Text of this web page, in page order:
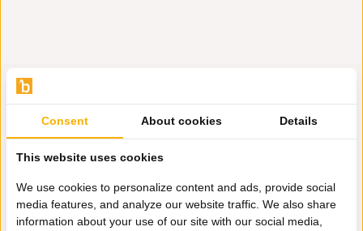
Hulp nodig?
Wij zitten voor je klaar.
Whatsapp ons
Consent About cookies Details
This website uses cookies
We use cookies to personalize content and ads, provide social
media features, and analyze our website traffic. We also share
information about your use of our site with our social media,